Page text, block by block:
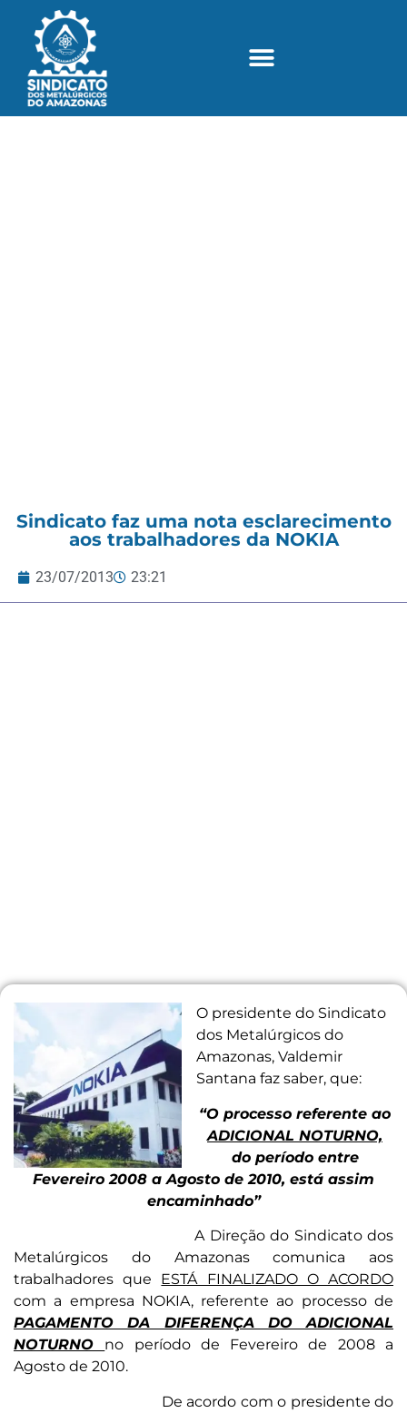
Sindicato faz uma nota esclarecimento
aos trabalhadores da NOKIA
23/07/2013 23:21
O presidente do Sindicato
dos Metalúrgicos do
Amazonas, Valdemir
Santana faz saber, que:
“O processo referente ao
ADICIONAL NOTURNO,
do período entre
Fevereiro 2008 a Agosto de 2010, está assim
encaminhado”
A Direção do Sindicato dos
Metalúrgicos do Amazonas comunica aos
trabalhadores que ESTÁ FINALIZADO O ACORDO
com a empresa NOKIA, referente ao processo de
PAGAMENTO DA DIFERENÇA DO ADICIONAL
NOTURNO no período de Fevereiro de 2008 a
Agosto de 2010.
De acordo com o presidente do